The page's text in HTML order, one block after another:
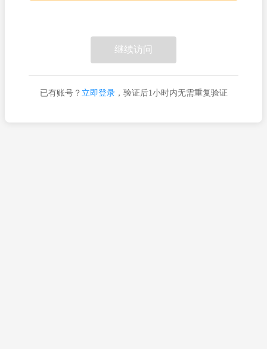
继续访问
已有账号？ 立即登录，验证后1小时内无需重复验证